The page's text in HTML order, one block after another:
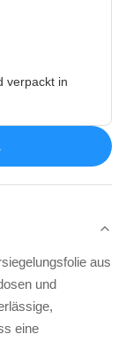
verpackt in
aus
und
eine